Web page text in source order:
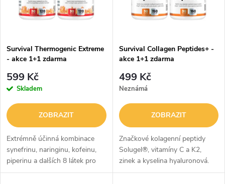
p
r
o
d
u
s
p
r
o
d
u
Survival Thermogenic Extreme
- akce 1+1 zdarma
599 Kč
Skladem
ZOBRAZIT
Extrémně účinná kombinace
synefrinu, naringinu, kofeinu,
piperinu a dalších 8 látek pro
redukci hmotnosti.
Survival Collagen Peptides+ -
akce 1+1 zdarma
499 Kč
Neznámá
ZOBRAZIT
Značkové kolagenní peptidy
Solugel®, vitamíny C a K2,
zinek a kyselina hyaluronová.